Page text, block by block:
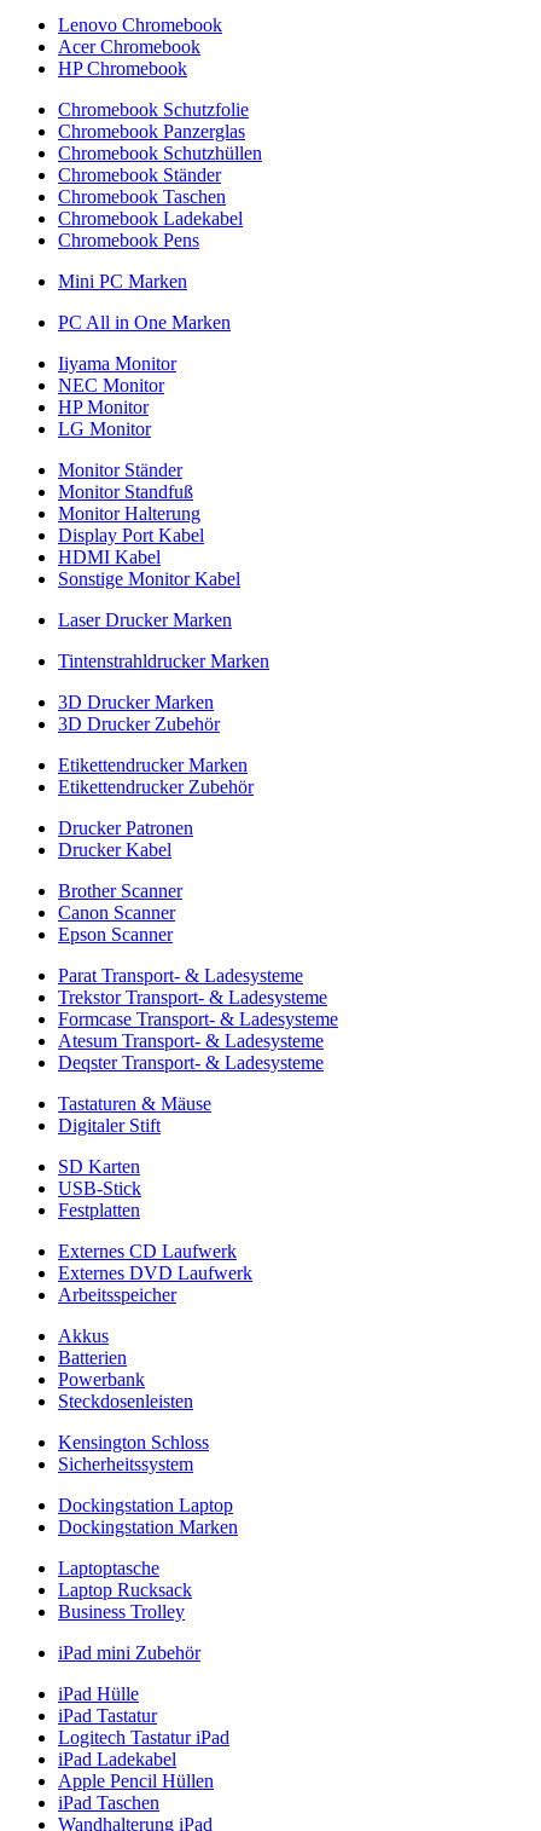
Lenovo Chromebook
Acer Chromebook
HP Chromebook
Chromebook Schutzfolie
Chromebook Panzerglas
Chromebook Schutzhüllen
Chromebook Ständer
Chromebook Taschen
Chromebook Ladekabel
Chromebook Pens
Mini PC Marken
PC All in One Marken
Iiyama Monitor
NEC Monitor
HP Monitor
LG Monitor
Monitor Ständer
Monitor Standfuß
Monitor Halterung
Display Port Kabel
HDMI Kabel
Sonstige Monitor Kabel
Laser Drucker Marken
Tintenstrahldrucker Marken
3D Drucker Marken
3D Drucker Zubehör
Etikettendrucker Marken
Etikettendrucker Zubehör
Drucker Patronen
Drucker Kabel
Brother Scanner
Canon Scanner
Epson Scanner
Parat Transport- & Ladesysteme
Trekstor Transport- & Ladesysteme
Formcase Transport- & Ladesysteme
Atesum Transport- & Ladesysteme
Deqster Transport- & Ladesysteme
Tastaturen & Mäuse
Digitaler Stift
SD Karten
USB-Stick
Festplatten
Externes CD Laufwerk
Externes DVD Laufwerk
Arbeitsspeicher
Akkus
Batterien
Powerbank
Steckdosenleisten
Kensington Schloss
Sicherheitssystem
Dockingstation Laptop
Dockingstation Marken
Laptoptasche
Laptop Rucksack
Business Trolley
iPad mini Zubehör
iPad Hülle
iPad Tastatur
Logitech Tastatur iPad
iPad Ladekabel
Apple Pencil Hüllen
iPad Taschen
Wandhalterung iPad